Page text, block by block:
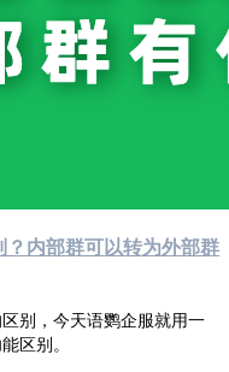
内部群可以转为外部群
别，今天语鹦企服就用一
区别。